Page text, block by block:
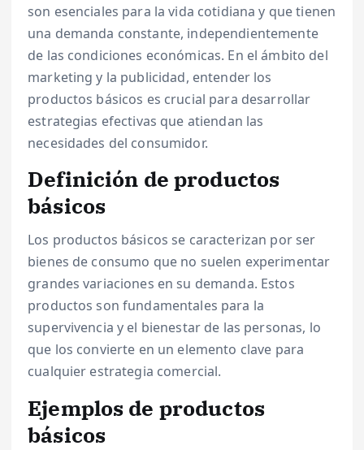
son esenciales para la vida cotidiana y que tienen
una demanda constante, independientemente
de las condiciones económicas. En el ámbito del
marketing y la publicidad, entender los
productos básicos es crucial para desarrollar
estrategias efectivas que atiendan las
necesidades del consumidor.
Definición de productos
básicos
Los productos básicos se caracterizan por ser
bienes de consumo que no suelen experimentar
grandes variaciones en su demanda. Estos
productos son fundamentales para la
supervivencia y el bienestar de las personas, lo
que los convierte en un elemento clave para
cualquier estrategia comercial.
Ejemplos de productos
básicos